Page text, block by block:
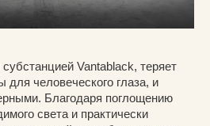
Vantablack, теряет
для человеческого глаза, и
Благодаря поглощению
света и практически